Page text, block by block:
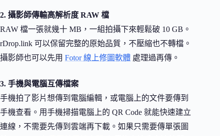
2. 攝影師傳輸高解析度 RAW 檔
RAW 檔一張就幾十 MB，一組拍攝下來輕鬆破 10 GB。
rDrop.link 可以保留完整的原始品質，不壓縮也不轉檔。
攝影師也可以先用 Fotor 線上修圖軟體 處理過再傳。
3. 手機與電腦互傳檔案
手機拍了影片想傳到電腦編輯，或電腦上的文件要傳到
手機查看。用手機掃描電腦上的 QR Code 就能快速建立
連線，不需要先傳到雲端再下載。如果只需要傳單張圖